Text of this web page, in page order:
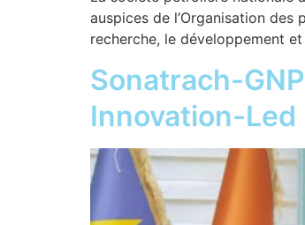
auspices de l’Organisation
recherche, le développement
Sonatrach-
Innovation-Led